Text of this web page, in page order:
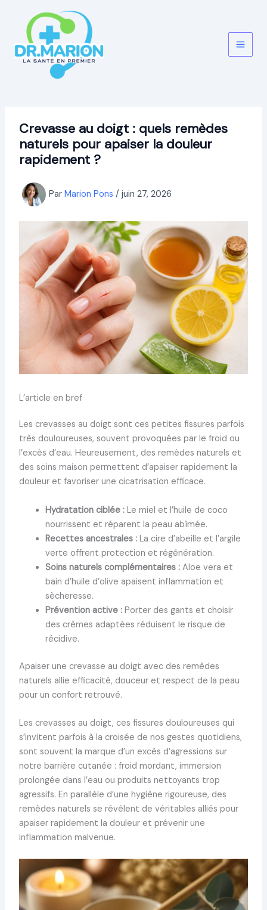
contenu
Crevasse au doigt : quels remèdes
naturels pour apaiser la douleur
rapidement ?
Par Marion Pons / juin 27, 2026
L’article en bref
Les crevasses au doigt sont ces petites fissures parfois
très douloureuses, souvent provoquées par le froid ou
l’excès d’eau. Heureusement, des remèdes naturels et
des soins maison permettent d’apaiser rapidement la
douleur et favoriser une cicatrisation efficace.
Hydratation ciblée :Le miel et l’huile de coco
nourrissent et réparent la peau abîmée.
Recettes ancestrales :La cire d’abeille et l’argile
verte offrent protection et régénération.
Soins naturels complémentaires :Aloe vera et
bain d’huile d’olive apaisent inflammation et
sècheresse.
Prévention active :Porter des gants et choisir
des crèmes adaptées réduisent le risque de
récidive.
Apaiser une crevasse au doigt avec des remèdes
naturels allie efficacité, douceur et respect de la peau
pour un confort retrouvé.
Les crevasses au doigt, ces fissures douloureuses qui
s’invitent parfois à la croisée de nos gestes quotidiens,
sont souvent la marque d’un excès d’agressions sur
notre barrière cutanée : froid mordant, immersion
prolongée dans l’eau ou produits nettoyants trop
agressifs. En parallèle d’une hygiène rigoureuse, des
remèdes naturels se révèlent de véritables alliés pour
apaiser rapidement la douleur et prévenir une
inflammation malvenue.